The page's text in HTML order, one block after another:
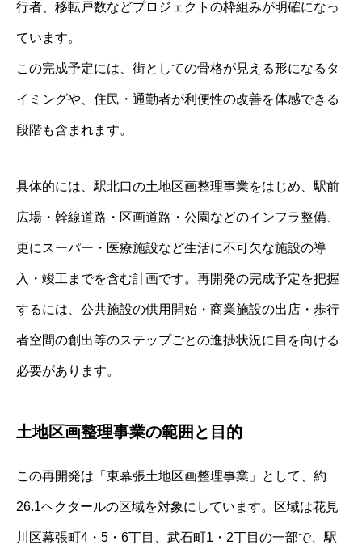
行者、移転戸数などプロジェクトの枠組みが明確になっ
ています。
この完成予定には、街としての骨格が見える形になるタ
イミングや、住民・通勤者が利便性の改善を体感できる
段階も含まれます。
具体的には、駅北口の土地区画整理事業をはじめ、駅前
広場・幹線道路・区画道路・公園などのインフラ整備、
更にスーパー・医療施設など生活に不可欠な施設の導
入・竣工までを含む計画です。再開発の完成予定を把握
するには、公共施設の供用開始・商業施設の出店・歩行
者空間の創出等のステップごとの進捗状況に目を向ける
必要があります。
土地区画整理事業の範囲と目的
この再開発は「東幕張土地区画整理事業」として、約
26.1ヘクタールの区域を対象にしています。区域は花見
川区幕張町4・5・6丁目、武石町1・2丁目の一部で、駅